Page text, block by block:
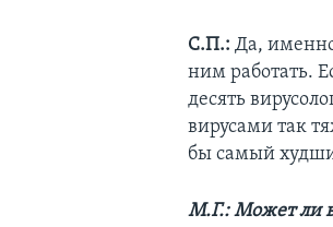
С.П.:Да,
ним работать.
десять
вирусами так
бы самый
М.Г.: Может ли